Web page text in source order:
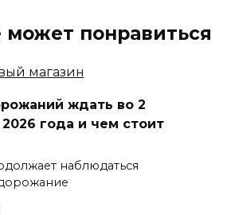
понравиться
ждать во 2
года и чем стоит
наблюдаться